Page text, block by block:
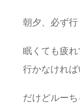
朝夕、必ず行
眠くても疲
行かなけれ
だけどルーち